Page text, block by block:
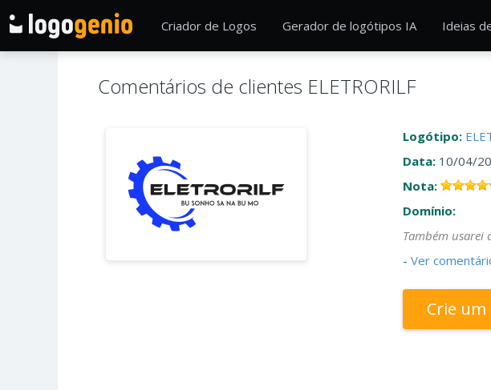
Criador de Logos Gerador de logótipos IA Ideias
Comentários de clientes ELETRORILF
Logótipo:
Data: 10/04/
Nota:
Domínio:
Também usarei
- Ver
Crie